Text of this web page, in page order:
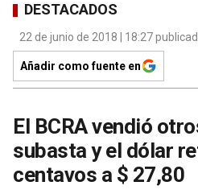
DESTACADOS
22 de junio de 2018 | 18:27
Añadir como fuente en
El BCRA vendió
subasta y el dólar
centavos a $ 27,80